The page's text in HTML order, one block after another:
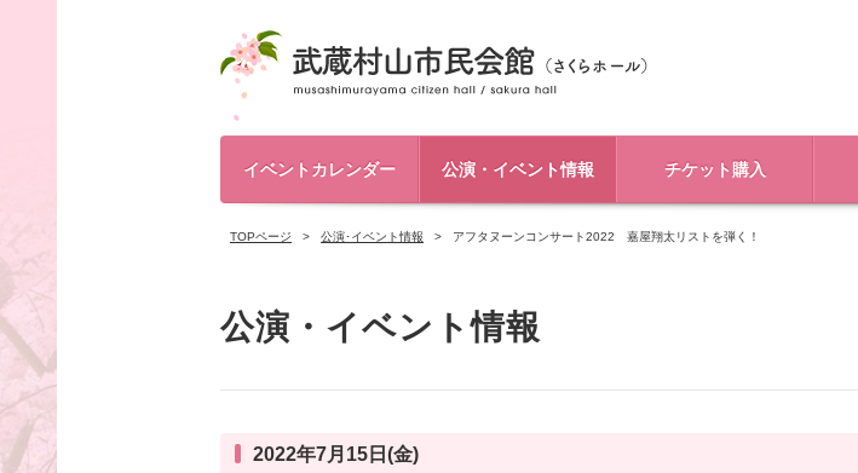
イベントカレンダー 公演・イベント情報 チケット購入
TOPページ 公演･イベント情報 アフタヌーンコンサート2022 嘉屋翔太リストを弾く！
公演・イベント情報
2022年7月15日(金)